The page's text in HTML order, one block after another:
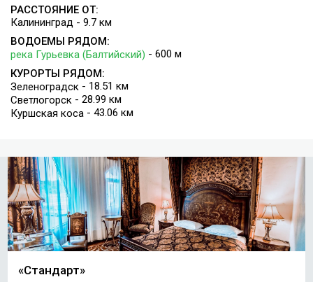
скульптурная композиция «Любовь и верность».
Предусмотрена автомобильная и велосипедная парковки.
РАССТОЯНИЕ ОТ:
Калининград - 9.7 км
ВОДОЕМЫ РЯДОМ:
река Гурьевка (Балтийский) - 600 м
КУРОРТЫ РЯДОМ:
Зеленоградск - 18.51 км
Светлогорск - 28.99 км
Куршская коса - 43.06 км
«Стандарт»